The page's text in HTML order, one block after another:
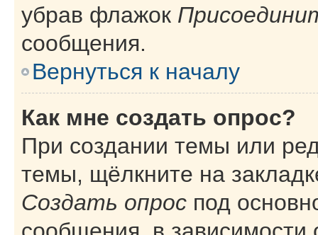
убрав флажок
сообщения.
Вернуться к началу
Как мне создать опрос?
При создании темы или
темы, щёлкните на
Создать опрос под